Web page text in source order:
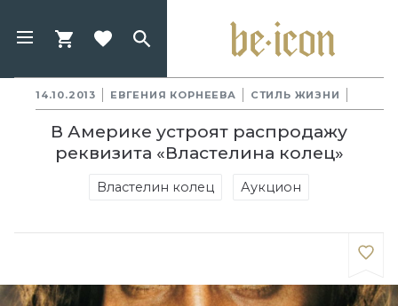
14.10.2013 ЕВГЕНИЯ КОРНЕЕВА СТИЛЬ ЖИЗНИ
В Америке устроят распродажу
реквизита «Властелина колец»
Властелин колец Аукцион